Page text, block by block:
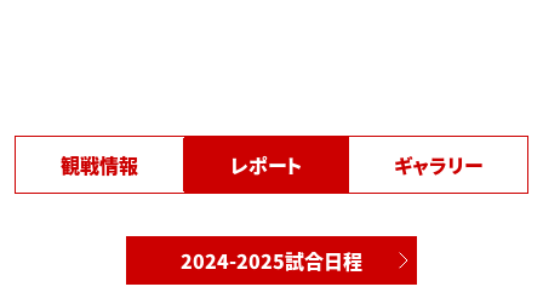
観戦情報 レポート ギャラリー
2024-2025試合日程